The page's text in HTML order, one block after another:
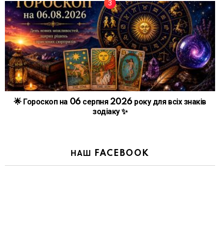
🌟 Гороскоп на 06 серпня 2026 року для всіх знаків
зодіаку ✨
НАШ FACEBOOK